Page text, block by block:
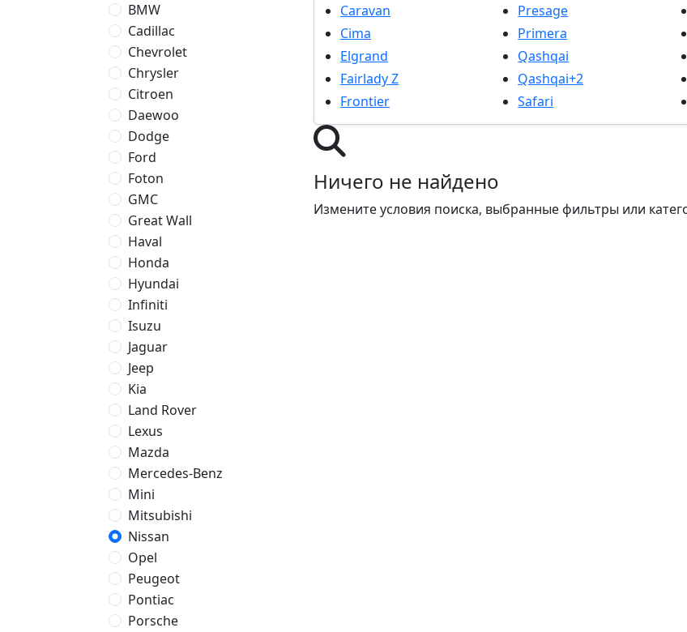
BMW
Cadillac
Chevrolet
Chrysler
Citroen
Daewoo
Dodge
Ford
Foton
GMC
Great Wall
Haval
Honda
Hyundai
Infiniti
Isuzu
Jaguar
Jeep
Kia
Land Rover
Lexus
Mazda
Mercedes-Benz
Mini
Mitsubishi
Nissan
Opel
Peugeot
Pontiac
Porsche
Caravan
Cima
Elgrand
Fairlady Z
Frontier
Presage
Primera
Qashqai
Qashqai+2
Safari
Ничего не найдено
Измените условия поиска, выбранные фильтры или